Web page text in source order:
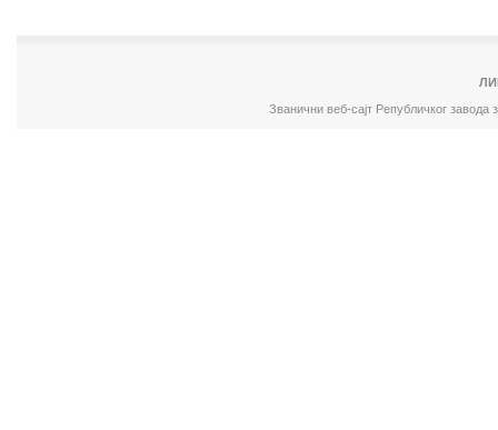
Званични веб-сајт Републичког